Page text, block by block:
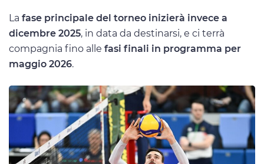
La fase principale del torneo inizierà invece a
dicembre 2025, in data da destinarsi, e ci terrà
compagnia fino alle fasi finali in programma per
maggio 2026.